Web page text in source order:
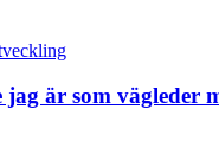
är som vägleder